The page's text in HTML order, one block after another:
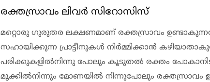
രക്തസ്രാവം ലിവര്‍ സിറോസിസ്
മറ്റൊരു ഗുരുതര ലക്ഷണമാണ് രക്തസ്രാവം ഉണ്ടാകുന്നത്.
സഹായിക്കുന്ന പ്രാട്ടീനുകള്‍ നിര്‍മ്മിക്കാന്‍
പരിക്കുകളില്‍നിന്നു പോലും കൂടുതല്‍ രക്തം
മൂക്കില്‍നിന്നും മോണയില്‍ നിന്നുപോലും രക്തസ്രാവം